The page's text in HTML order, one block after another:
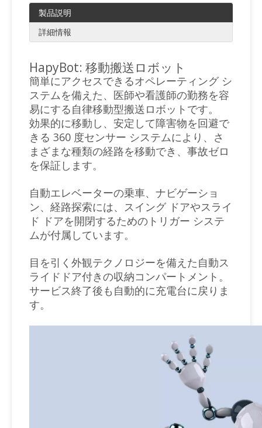
製品説明
詳細情報
HapyBot: 移動搬送ロボット
簡単にアクセスできるオペレーティング シ
ステムを備えた、医師や看護師の勤務を容
易にする自律移動型搬送ロボットです。
効果的に移動し、安定して障害物を回避で
きる 360 度センサー システムにより、さ
まざまな種類の経路を移動でき、事故ゼロ
を保証します。
自動エレベーターの乗車、ナビゲーショ
ン、経路探索には、スイング ドアやスライ
ド ドアを開閉するためのトリガー システ
ムが付属しています。
目を引く外観テクノロジーを備えた自動ス
ライドドア付きの収納コンパートメント。
サービス終了後も自動的に充電台に戻りま
す。